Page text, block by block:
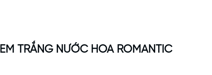
TRẮNG NƯỚC HOA ROMANTIC